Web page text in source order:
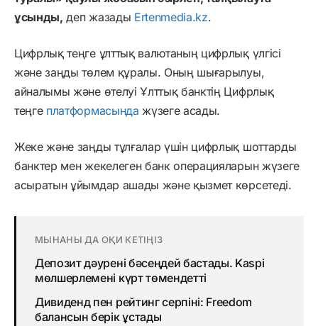
ұсынды, деп жазады Ertenmedia.kz.
Цифрлық теңге ұлттық валютаның цифрлық үлгісі
және заңды төлем құралы. Оның шығарылуы,
айналымы және өтелуі Ұлттық банктің Цифрлық
теңге платформасында жүзеге асады.
Жеке және заңды тұлғалар үшін цифрлық шоттарды
банктер мен жекелеген банк операцияларын жүзеге
асыратын ұйымдар ашады және қызмет көрсетеді.
МЫНАНЫ ДА ОҚИ КЕТІҢІЗ
Депозит дәурені бәсеңдей бастады. Kaspi
мөлшерлемені күрт төмендетті
Дивиденд пен рейтинг серпіні: Freedom
балансын берік ұстады